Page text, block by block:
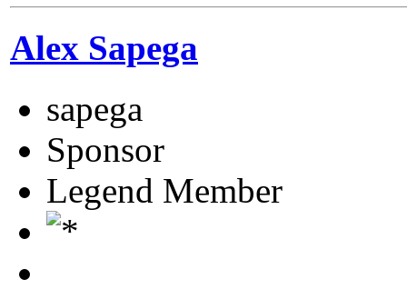
Alex Sapega
sapega
Sponsor
Legend Member